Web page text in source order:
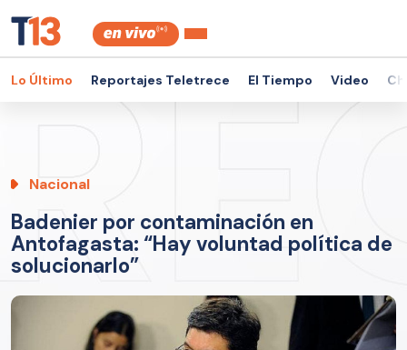
Lo Último Reportajes Teletrece El Tiempo Video
Nacional
Badenier por contaminación en
Antofagasta: “Hay voluntad política de
solucionarlo”